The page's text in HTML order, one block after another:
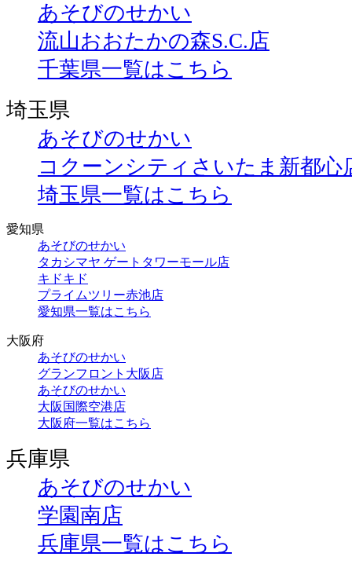
あそびのせかい
流山おおたかの森S.C.店
千葉県一覧はこちら
埼玉県
あそびのせかい
コクーンシティさいたま新都心
埼玉県一覧はこちら
愛知県
あそびのせかい
タカシマヤ ゲートタワーモール店
キドキド
プライムツリー赤池店
愛知県一覧はこちら
大阪府
あそびのせかい
グランフロント大阪店
あそびのせかい
大阪国際空港店
大阪府一覧はこちら
兵庫県
あそびのせかい
学園南店
兵庫県一覧はこちら